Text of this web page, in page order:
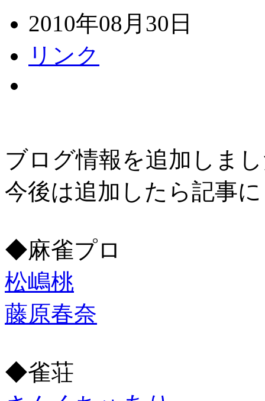
2010年08月30日
リンク
ブログ情報を追加しま
今後は追加したら記事
◆麻雀プロ
松嶋桃
藤原春奈
◆雀荘